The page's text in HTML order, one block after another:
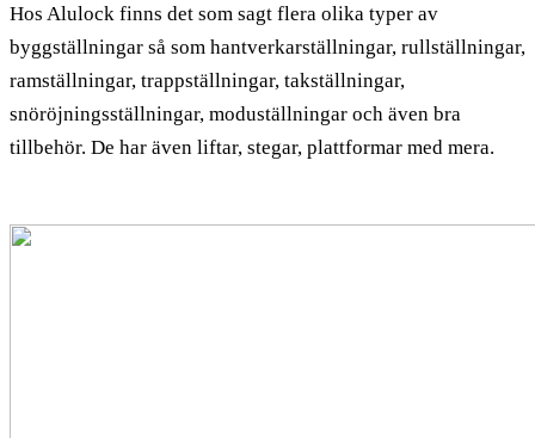
Hos Alulock finns det som sagt flera olika typer av
byggställningar så som hantverkarställningar, rullställningar,
ramställningar, trappställningar, takställningar,
snöröjningsställningar, moduställningar och även bra
tillbehör. De har även liftar, stegar, plattformar med mera.